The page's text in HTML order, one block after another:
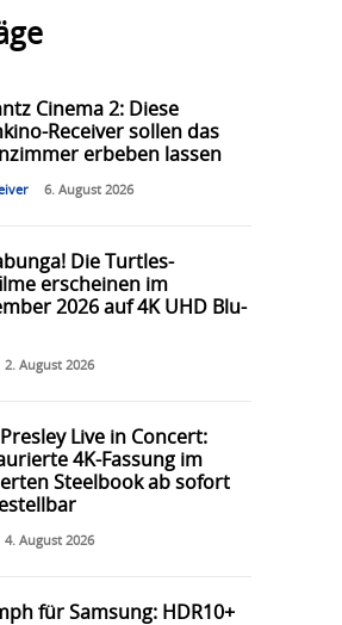
Cinema 2: Diese
Receiver sollen das
erbeben lassen
6. August 2026
Die Turtles-
erscheinen im
2026 auf 4K UHD Blu-
2. August 2026
Presley Live in Concert:
4K-Fassung im
Steelbook ab sofort
4. August 2026
für Samsung: HDR10+